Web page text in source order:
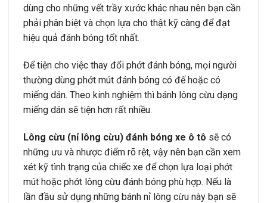
dùng cho những vết trầy xước khác nhau nên bạn cần
phải phân biệt và chọn lựa cho thật kỹ càng để đạt
hiệu quả đánh bóng tốt nhất.
Để tiện cho việc thay đổi phớt đánh bóng, mọi người
thường dùng phớt mút đánh bóng có đế hoặc có
miếng dán. Theo kinh nghiệm thì bánh lông cừu dạng
miếng dán sẽ tiện hơn rất nhiều.
Lông cừu (nỉ lông cừu) đánh bóng xe ô tô sẽ có
những ưu và nhược điểm rõ rệt, vậy nên bạn cần xem
xét kỹ tình trạng của chiếc xe để chọn lựa loại phớt
mút hoặc phớt lông cừu đánh bóng phù hợp. Nếu là
lần đầu sử dụng những bánh nỉ lông cừu này bạn sẽ